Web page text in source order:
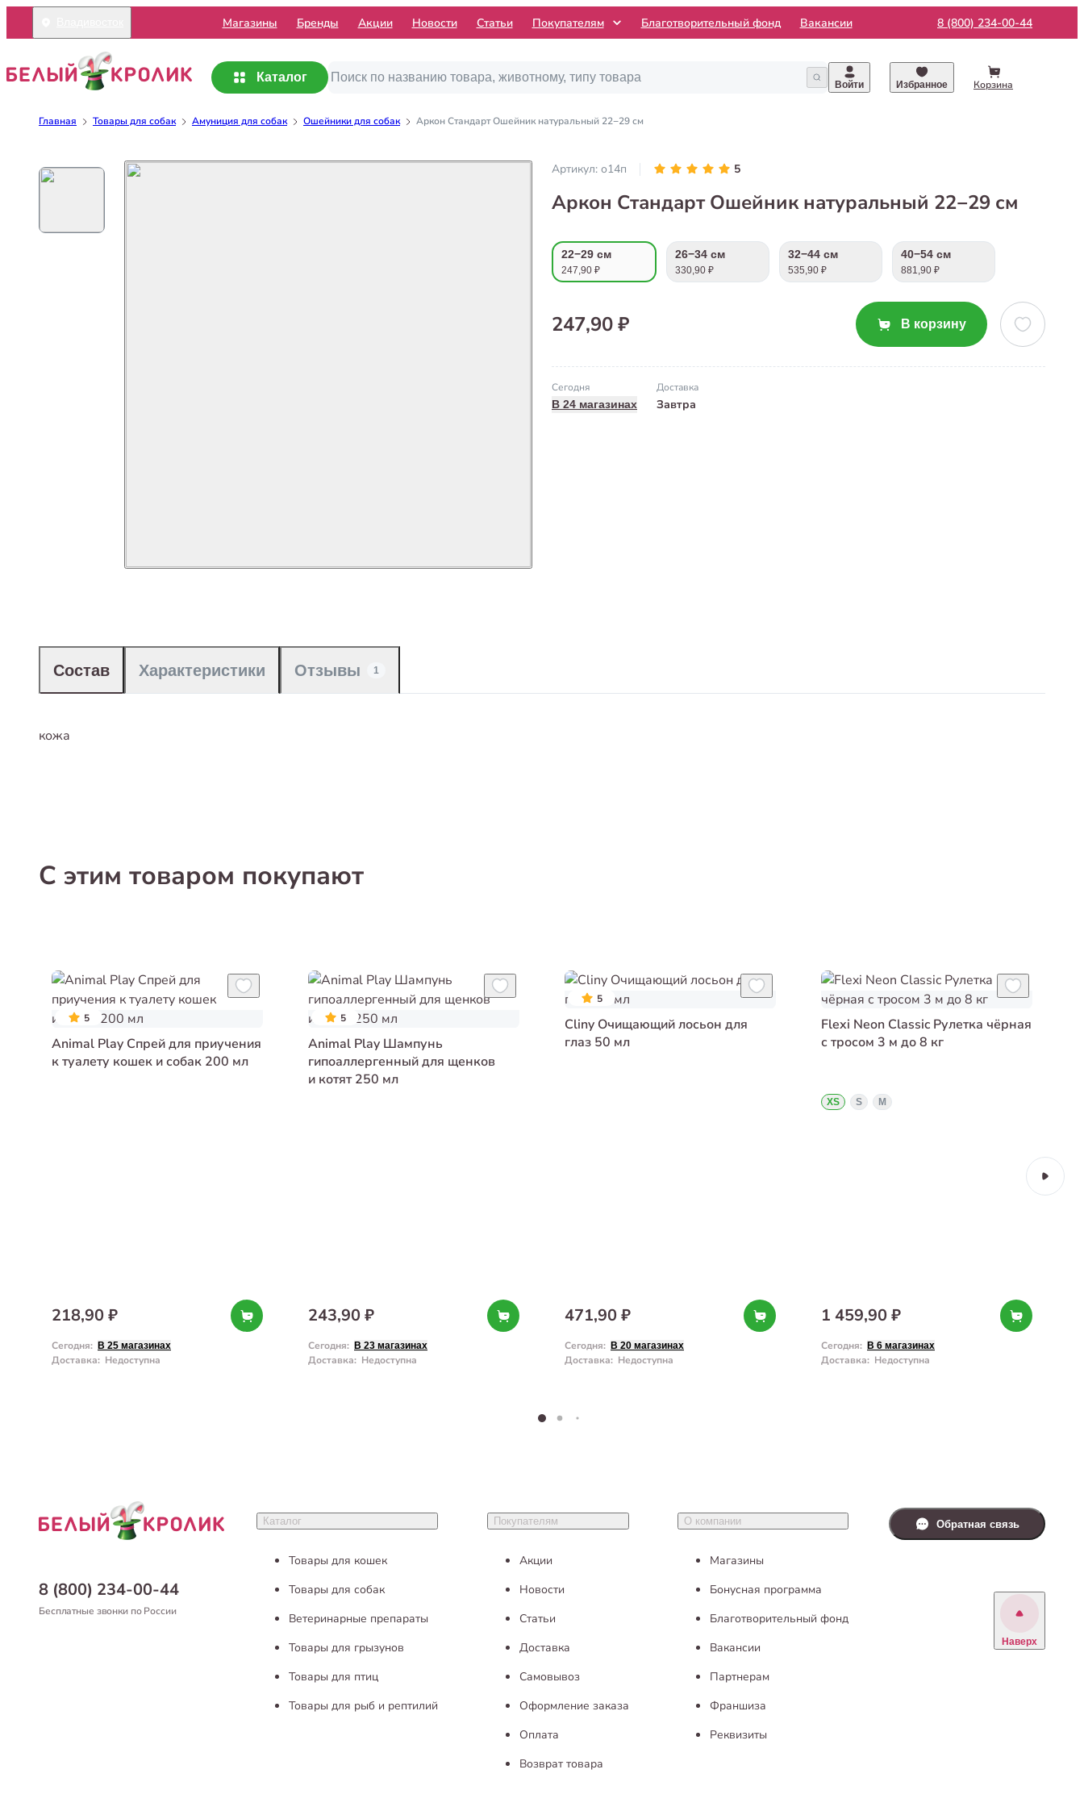
Mагазины Бренды Акции Новости Статьи Покупателям Благотворительный фонд Вакансии 8 (800) 234-00-44
Каталог
Войти Избранное Корзина
Главная Товары для собак Амуниция для собак Ошейники для собак Аркон Стандарт Ошейник натуральный 22−29 см
Артикул: о14п 5
Аркон Стандарт Ошейник натуральный 22−29 см
22−29 см
247,90 ₽
26−34 см
330,90 ₽
32−44 см
535,90 ₽
40−54 см
881,90 ₽
247,90 ₽ В корзину
Сегодня
В 24 магазинах
Доставка
Завтра
Состав Характеристики Отзывы 1
кожа
С этим товаром покупают
5
Animal Play Спрей для приучения
к туалету кошек и собак 200 мл
218,90 ₽
Сегодня: В 25 магазинах
Доставка: Недоступна
5
Animal Play Шампунь
гипоаллергенный для щенков
и котят 250 мл
243,90 ₽
Сегодня: В 23 магазинах
Доставка: Недоступна
5
Cliny Очищающий лосьон для
глаз 50 мл
471,90 ₽
Сегодня: В 20 магазинах
Доставка: Недоступна
Flexi Neon Classic Рулетка чёрная
с тросом 3 м до 8 кг
XS S M
1 459,90 ₽
Сегодня: В 6 магазинах
Доставка: Недоступна
8 (800) 234-00-44
Бесплатные звонки по России
Каталог
Товары для кошек
Товары для собак
Ветеринарные препараты
Товары для грызунов
Товары для птиц
Товары для рыб и рептилий
Покупателям
Акции
Новости
Статьи
Доставка
Самовывоз
Оформление заказа
Оплата
Возврат товара
О компании
Магазины
Бонусная программа
Благотворительный фонд
Вакансии
Партнерам
Франшиза
Реквизиты
Обратная связь
Наверх